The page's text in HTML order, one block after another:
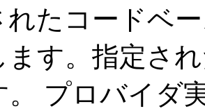
れたコードベ
ます。指定さ
。 プロバイダ